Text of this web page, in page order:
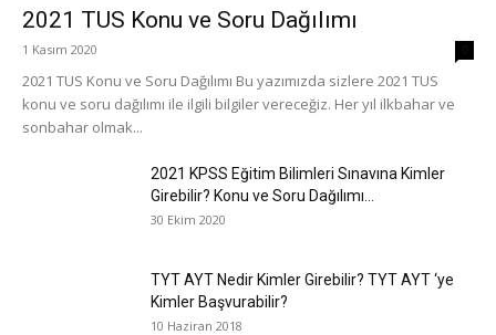
2021 TUS Konu ve Soru Dağılımı
1 Kasım 2020
2021 TUS Konu ve Soru Dağılımı Bu yazımızda sizlere 2021 TUS
konu ve soru dağılımı ile ilgili bilgiler vereceğiz. Her yıl ilkbahar ve
sonbahar olmak...
2021 KPSS Eğitim Bilimleri Sınavına Kimler
Girebilir? Konu ve Soru Dağılımı...
30 Ekim 2020
TYT AYT Nedir Kimler Girebilir? TYT AYT ‘ye
Kimler Başvurabilir?
10 Haziran 2018